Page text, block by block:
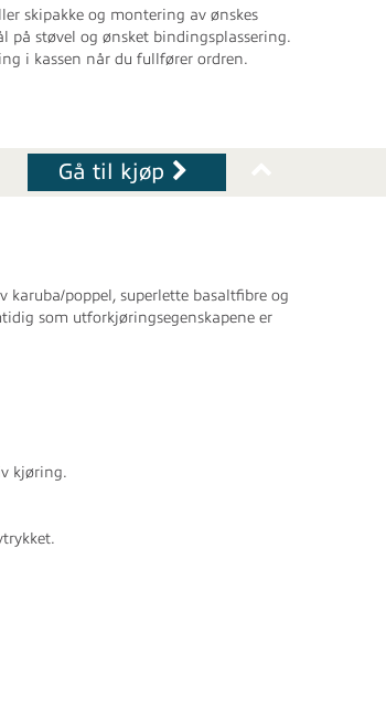
skipakke og montering av ønskes
på støvel og ønsket bindingsplassering.
i kassen når du fullfører ordren.
Gå til kjøp
karuba/poppel, superlette basaltfibre og
som utforkjøringsegenskapene er
kjøring.